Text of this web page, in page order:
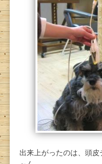
出来上がったのは、頭